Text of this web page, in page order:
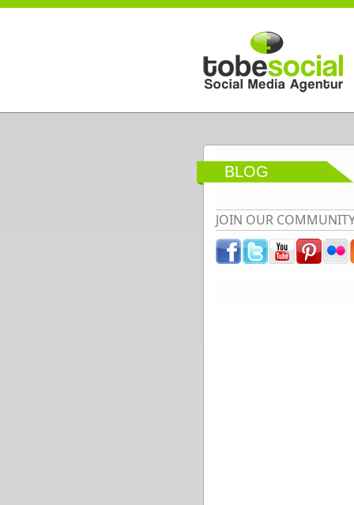
Direkt zum Inhalt
BLOG
JOIN OUR